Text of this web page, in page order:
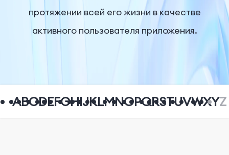
протяжении всей его жизни в качестве
активного пользователя приложения.
ABCDEFGHIJKLMNOPQRSTUVWXYZ